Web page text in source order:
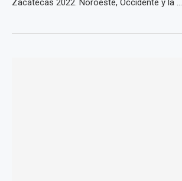
Zacatecas 2022. Noroeste, Occidente y la …